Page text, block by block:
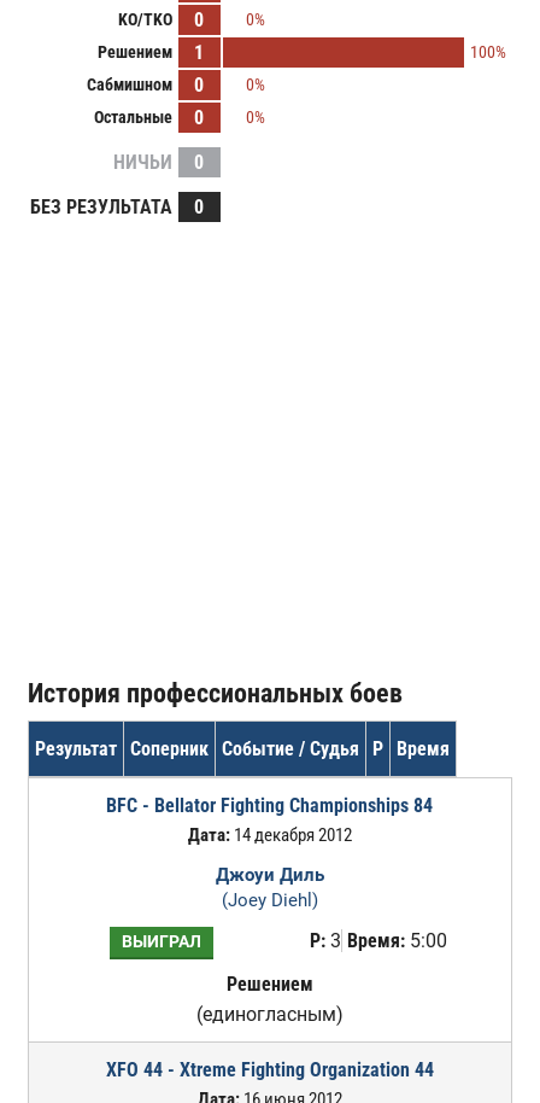
KO/TKO 0
0%
Решением
1
100%
Сабмишном
0
0%
Остальные
0 0%
НИЧЬИ
0
БЕЗ РЕЗУЛЬТАТА
0
История профессиональных боев
Результат Соперник Событие / Судья Р Время
BFC - Bellator Fighting Championships 84
Дата:14 декабря 2012
Джоуи Диль
(Joey Diehl)
ВЫИГРАЛ Р:3 Время:5:00
Решением
(единогласным)
XFO 44 - Xtreme Fighting Organization 44